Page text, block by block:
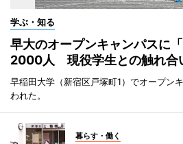
学ぶ・知る
早大のオープンキャンパスに
2000人 現役学生との触れ合
早稲田大学（新宿区戸塚町1）でオープン
われた。
暮らす・働く